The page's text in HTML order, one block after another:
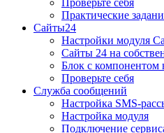
Проверьте себя
Практические
Сайты24
Настройки модуля
Сайты 24 на
Блок с компонентом
Проверьте себя
Служба сообщений
Настройка SMS-
Настройка модуля
Подключение